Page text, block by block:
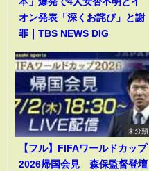
オン発表「深くお詫び」と謝
罪｜TBS NEWS DIG
未分類
【フル】FIFAワールドカップ
2026帰国会見 森保監督登壇